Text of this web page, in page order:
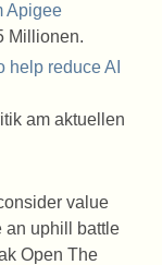
Apigee
Millionen.
reduce AI
am aktuellen
value
an uphill battle
Open The